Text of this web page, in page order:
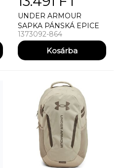
UNDER ARMOUR
SAPKA PÁNSKÁ EPICE
UNDER ARMOUR UA
HALFTIME RIBBED
1373092-864